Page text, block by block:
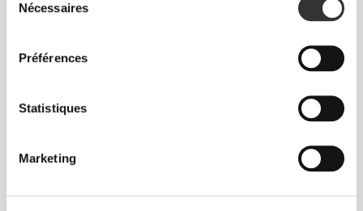
Nécessaires
Préférences
Statistiques
Marketing
telle est la devise.